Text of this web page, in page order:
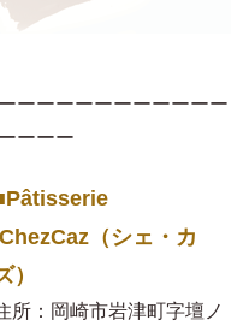
ーーーーーーーーーーー
ーーー
ChezCaz（シェ・カ
）
所：岡崎市岩津町字壇ノ